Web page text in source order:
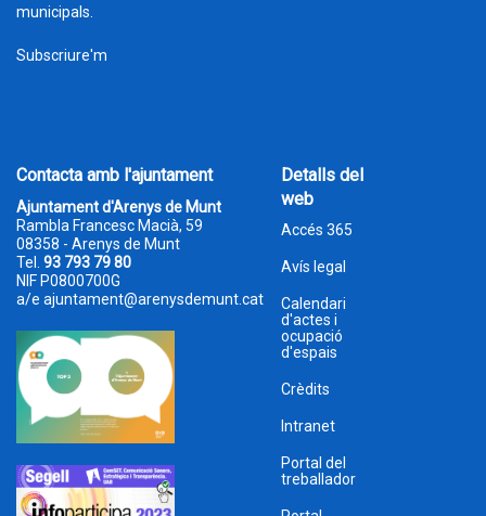
municipals.
Subscriure'm
Contacta amb l'ajuntament
Ajuntament d'Arenys de Munt
Rambla Francesc Macià, 59
08358 - Arenys de Munt
Tel. 93 793 79 80
NIF P0800700G
a/e ajuntament@arenysdemunt.cat
Detalls del
web
Accés 365
Avís legal
Calendari
d'actes i
ocupació
d'espais
Crèdits
Intranet
Portal del
treballador